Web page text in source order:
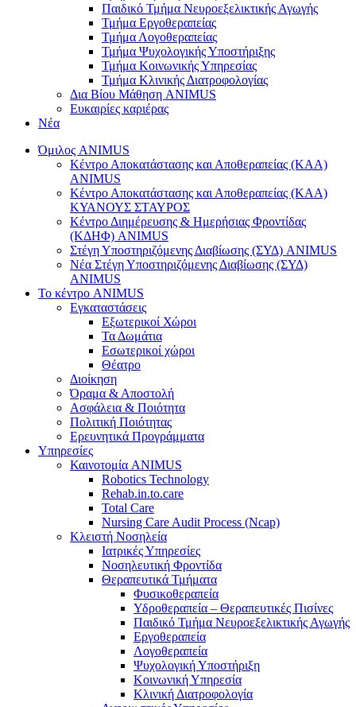
Παιδικό Τμήμα Νευροεξελικτικής Αγωγής
Τμήμα Εργοθεραπείας
Τμήμα Λογοθεραπείας
Τμήμα Ψυχολογικής Υποστήριξης
Τμήμα Κοινωνικής Υπηρεσίας
Τμήμα Κλινικής Διατροφολογίας
Δια Βίου Μάθηση ANIMUS
Ευκαιρίες καριέρας
Νέα
Όμιλος ANIMUS
Κέντρο Αποκατάστασης και Αποθεραπείας (ΚΑΑ)
ANIMUS
Κέντρο Αποκατάστασης και Αποθεραπείας (ΚΑΑ)
ΚΥΑΝΟΥΣ ΣΤΑΥΡΟΣ
Κέντρο Διημέρευσης & Ημερήσιας Φροντίδας
(ΚΔΗΦ) ANIMUS
Στέγη Υποστηριζόμενης Διαβίωσης (ΣΥΔ) ANIMUS
Νέα Στέγη Υποστηριζόμενης Διαβίωσης (ΣΥΔ)
ANIMUS
Το κέντρο ANIMUS
Εγκαταστάσεις
Εξωτερικοί Χώροι
Τα Δωμάτια
Εσωτερικοί χώροι
Θέατρο
Διοίκηση
Όραμα & Αποστολή
Ασφάλεια & Ποιότητα
Πολιτική Ποιότητας
Ερευνητικά Προγράμματα
Υπηρεσίες
Καινοτομία ANIMUS
Robotics Technology
Rehab.in.to.care
Total Care
Nursing Care Audit Process (Ncap)
Κλειστή Νοσηλεία
Ιατρικές Υπηρεσίες
Νοσηλευτική Φροντίδα
Θεραπευτικά Τμήματα
Φυσικοθεραπεία
Υδροθεραπεία – Θεραπευτικές Πισίνες
Παιδικό Τμήμα Νευροεξελικτικής Αγωγής
Εργοθεραπεία
Λογοθεραπεία
Ψυχολογική Υποστήριξη
Κοινωνική Υπηρεσία
Κλινική Διατροφολογία